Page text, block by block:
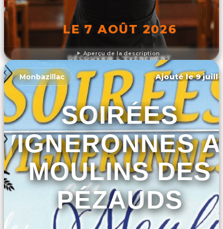
Aperçu de la description
LE 7 AOÛT 2026
DÉCOUVRIR L'ÉVÉNEMENT
Monbazillac Ajouté le 9
SOIRÉES
MOULINS DES
PÉZAUDS